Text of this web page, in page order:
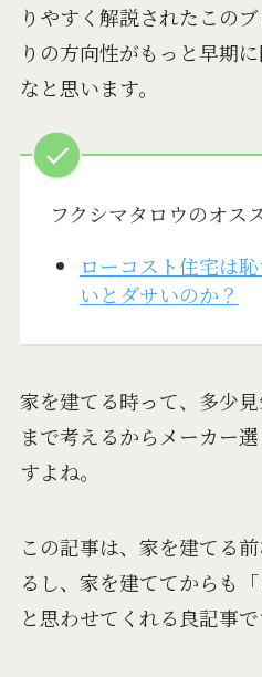
りやすく解説されたこの
りの方向性がもっと早期
なと思います。
フクシマタロウのオス
ローコスト住宅は
いとダサいのか？
家を建てる時って、多少
まで考えるからメーカー
すよね。
この記事は、家を建てる
るし、家を建ててからも
と思わせてくれる良記事で